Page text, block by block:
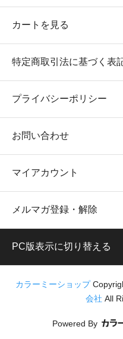
カートを見る
特定商取引法に基づく表
プライバシーポリシー
お問い合わせ
マイアカウント
メルマガ登録・解除
PC版表示に切り替える
カラーミーショップ
会社 All
Powered By